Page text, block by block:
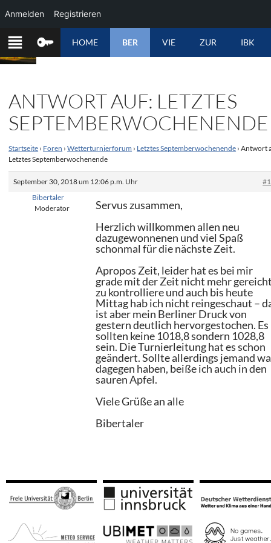
ZUM
INHALT
SPRINGEN
HOME BER VIE ZUR IBK
ANTWORT AUF: LETZTES
SEPTEMBERWOCHENENDE
Startseite › Foren › Wetterturnierforum › Letztes Septemberwochenende › Antwort
Letztes Septemberwochenende
September 30, 2018 um 12:06 p.m. Uhr
Bibertaler
Moderator
Servus zusammen,
Herzlich willkommen allen neu
dazugewonnenen und viel Spaß
schonmal für die nächste Zeit.
Apropos Zeit, leider hat es bei mir
grade mit der Zeit nicht mehr
zu kontrolliere und auch bis heute
Mittag hab ich nicht reingeschaut –
ist aber mein Berliner Druck von
gestern deutlich hervorgestochen. Es
sollten keine 1018,8 sondern 1028,8
sein. Die Turnierleitung hat es schon
geändert. Sollte allerdings jemand
dagegen haben, beiße ich auch in den
sauren Apfel.
Viele Grüße an alle
Bibertaler
Anmelden Registrieren